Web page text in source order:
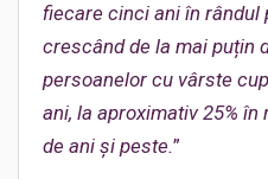
fiecare cinci ani în rândul
crescând de la mai puțin
persoanelor cu vârste
ani, la aproximativ 25%
de ani și peste.”